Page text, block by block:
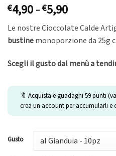
€4,90- €5,90Fascia
di
prezzo:
da
€4,90
a
€5,90
Le nostre Cioccolate Calde
bustinemonoporzione da 25g
Scegli il gusto dal menù a
🔖 Acquista e guadagni 59punti
crea un account per accumularli e
Gusto